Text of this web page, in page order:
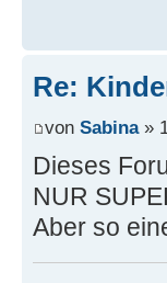
Re:
von Sabina»
Dieses
NUR
Aber so